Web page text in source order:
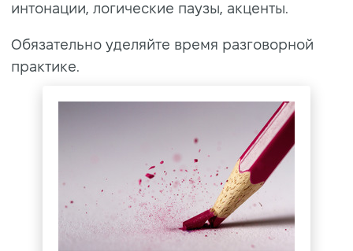
интонации, логические паузы, акценты.
Обязательно уделяйте время разговорной
практике.